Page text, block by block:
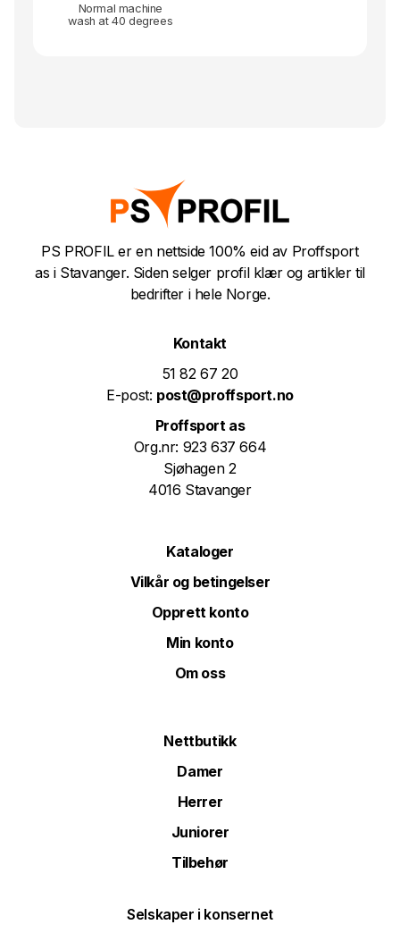
Normal machine
wash at 40 degrees
PS PROFIL er en nettside 100% eid av Proffsport
as i Stavanger. Siden selger profil klær og artikler til
bedrifter i hele Norge.
Kontakt
51 82 67 20
E-post: post@proffsport.no
Proffsport as
Org.nr: 923 637 664
Sjøhagen 2
4016 Stavanger
Kataloger
Vilkår og betingelser
Opprett konto
Min konto
Om oss
Nettbutikk
Damer
Herrer
Juniorer
Tilbehør
Selskaper i konsernet